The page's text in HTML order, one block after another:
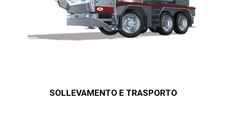
SOLLEVAMENTO E TRASPORTO